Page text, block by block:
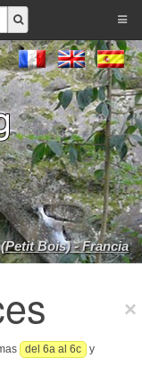
Bois) - Francia
del 6a al 6c
y